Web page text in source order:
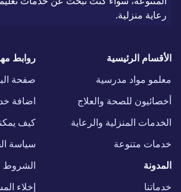
رعاية منزلية.
الأقسام الرئيسية
معلمو مواد مدرسية
أخصائيون للصحة والعلاج
الخدمات المنزلية والرعاية
خدمات متنوعة
المدونة
خدماتنا
روابط
صفحة
اضافة
كيف
سياسة
الشروط
إخلاء